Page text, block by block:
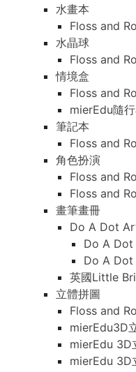
水畫本
Floss and
水晶球
Floss and
情境盒
Floss and
mierEdu隨
筆記本
Floss and
角色扮演
Floss and
Floss and
畫筆畫冊
Do A Dot
Do A Dot
Do A Dot
英國Little
立體拼圖
Floss and
mierEdu3D
mierEdu 3D
mierEdu 3D